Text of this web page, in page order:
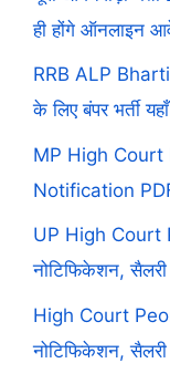
ही होंगे ऑनलाइन
RRB ALP Bharti
के लिए बंपर भर्ती
MP High
Notification
UP High Court
नोटिफिकेशन,
High Court
नोटिफिकेशन,